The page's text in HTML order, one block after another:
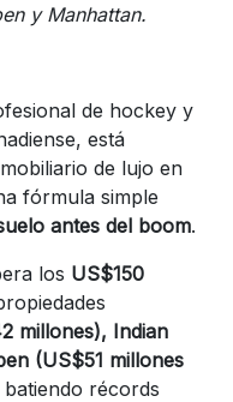
y Manhattan.
de hockey y
está
de lujo en
fórmula simple
antes del boom.
los US$150
millones), Indian
(US$51 millones
batiendo récords